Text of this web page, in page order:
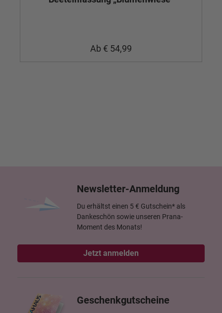
Ab € 54,99
Newsletter-Anmeldung
Du erhältst einen 5 € Gutschein* als
Dankeschön sowie unseren Prana-
Moment des Monats!
Jetzt anmelden
Geschenkgutscheine